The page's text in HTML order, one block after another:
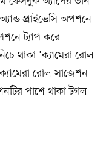
প্রাইভেসি অপশনে
ট্যাপ করে
থাকা ‘ক্যামেরা রোল
রোল সাজেশন
পাশে থাকা টগল